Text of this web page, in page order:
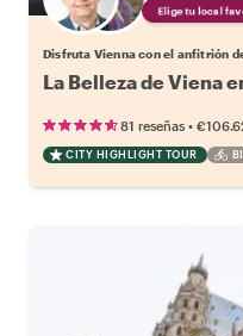
Elige tu local
Disfruta Vienna con el anfitrión
La Belleza de Viena
81 reseñas •
CITY HIGHLIGHT TOUR